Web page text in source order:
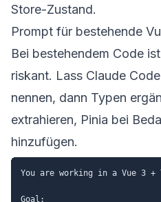
Store-Zustand.
Prompt für bestehende
Bei bestehendem Code
riskant. Lass Claude
nennen, dann Typen
extrahieren, Pinia bei
hinzufügen.
You are working in a Vue 3
Goal: